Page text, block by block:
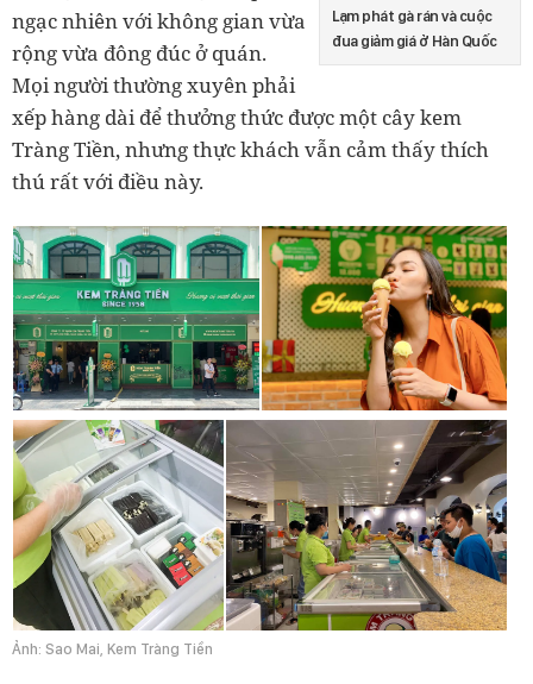
Lạm phát gà rán và cuộc
đua giảm giá ở Hàn Quốc
ngạc nhiên với không gian vừa
rộng vừa đông đúc ở quán.
Mọi người thường xuyên phải
xếp hàng dài để thưởng thức được một cây kem
Tràng Tiền, nhưng thực khách vẫn cảm thấy thích
thú rất với điều này.
Ảnh: Sao Mai, Kem Tràng Tiền